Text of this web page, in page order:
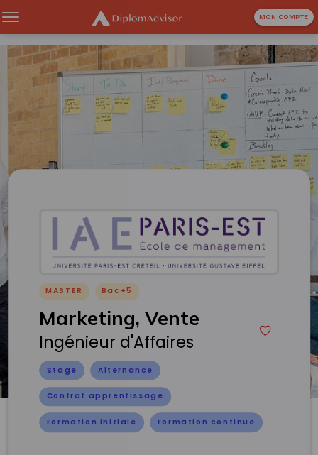
MON COMPTE
MASTER Bac+5
Marketing, Vente
Ingénieur d'Affaires
Stage Alternance
Contrat apprentissage
Formation initiale Formation continue